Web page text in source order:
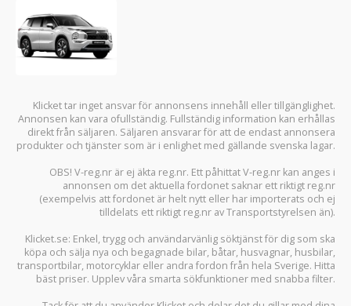
Klicket tar inget ansvar för annonsens innehåll eller tillgänglighet.
Annonsen kan vara ofullständig. Fullständig information kan erhållas
direkt från säljaren. Säljaren ansvarar för att de endast annonsera
produkter och tjänster som är i enlighet med gällande svenska lagar.
OBS! V-reg.nr är ej äkta reg.nr. Ett påhittat V-reg.nr kan anges i
annonsen om det aktuella fordonet saknar ett riktigt reg.nr
(exempelvis att fordonet är helt nytt eller har importerats och ej
tilldelats ett riktigt reg.nr av Transportstyrelsen än).
Klicket.se: Enkel, trygg och användarvänlig söktjänst för dig som ska
köpa och sälja nya och begagnade bilar, båtar, husvagnar, husbilar,
transportbilar, motorcyklar eller andra fordon från hela Sverige. Hitta
bäst priser. Upplev våra smarta sökfunktioner med snabba filter.